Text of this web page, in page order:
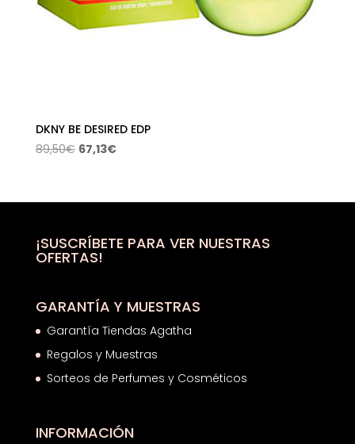
DKNY BE DESIRED EDP
89,50€ El
era:
67,13€El
es:
¡SUSCRÍBETE PARA VER NUESTRAS
OFERTAS!
GARANTÍA Y MUESTRAS
Garantía Tiendas Agatha
Regalos y Muestras
Sorteos de Perfumes y Cosméticos
INFORMACIÓN